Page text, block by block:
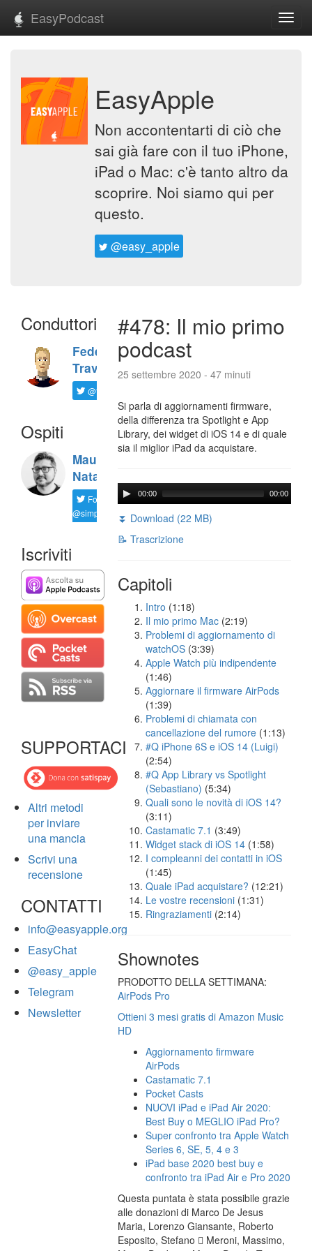
EasyPodcast
EasyApple
Non accontentarti di ciò che
sai già fare con il tuo iPhone,
iPad o Mac: c'è tanto altro da
scoprire. Noi siamo qui per
questo.
@easy_apple
Conduttori
Federico
Travaini
@ftrava
Ospiti
Maurizio
Natali
Follow
@simplemal
Iscriviti
SUPPORTACI
Altri metodi
per inviare
una mancia
Scrivi una
recensione
CONTATTI
info@easyapple.org
EasyChat
@easy_apple
Telegram
Newsletter
#478: Il mio primo
podcast
25 settembre 2020 - 47 minuti
Si parla di aggiornamenti firmware,
della differenza tra Spotlight e App
Library, dei widget di iOS 14 e di quale
sia il miglior iPad da acquistare.
00:00 00:00
⏬ Download (22 MB)
📝 Trascrizione
Capitoli
Intro (1:18)
Il mio primo Mac (2:19)
Problemi di aggiornamento di
watchOS (3:39)
Apple Watch più indipendente
(1:46)
Aggiornare il firmware AirPods
(1:39)
Problemi di chiamata con
cancellazione del rumore (1:13)
#Q iPhone 6S e iOS 14 (Luigi)
(2:54)
#Q App Library vs Spotlight
(Sebastiano) (5:34)
Quali sono le novità di iOS 14?
(3:11)
Castamatic 7.1 (3:49)
Widget stack di iOS 14 (1:58)
I compleanni dei contatti in iOS
(1:45)
Quale iPad acquistare? (12:21)
Le vostre recensioni (1:31)
Ringraziamenti (2:14)
Shownotes
PRODOTTO DELLA SETTIMANA:
AirPods Pro
Ottieni 3 mesi gratis di Amazon Music
HD
Aggiornamento firmware
AirPods
Castamatic 7.1
Pocket Casts
NUOVI iPad e iPad Air 2020:
Best Buy o MEGLIO iPad Pro?
Super confronto tra Apple Watch
Series 6, SE, 5, 4 e 3
iPad base 2020 best buy e
confronto tra iPad Air e Pro 2020
Questa puntata è stata possibile grazie
alle donazioni di Marco De Jesus
Maria, Lorenzo Giansante, Roberto
Esposito, Stefano  Meroni, Massimo,